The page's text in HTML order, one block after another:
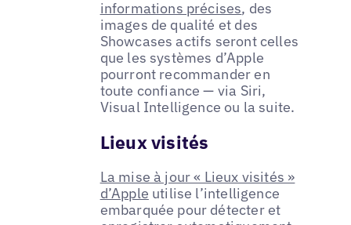
informations précises, des
images de qualité et des
Showcases actifs seront celles
que les systèmes d’Apple
pourront recommander en
toute confiance — via Siri,
Visual Intelligence ou la suite.
Lieux visités
La mise à jour « Lieux visités »
d’Apple utilise l’intelligence
embarquée pour détecter et